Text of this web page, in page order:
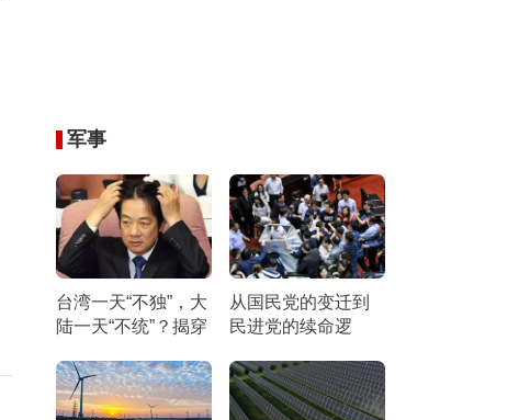
军事
台湾一天“不独”，大
陆一天“不统”？揭穿
算
从国民党的变迁到
民进党的续命逻
台湾”叙事被揭穿